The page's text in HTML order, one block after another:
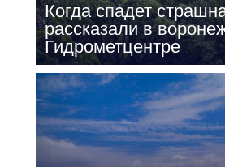
Когда спадет
рассказали в
Гидрометцентре